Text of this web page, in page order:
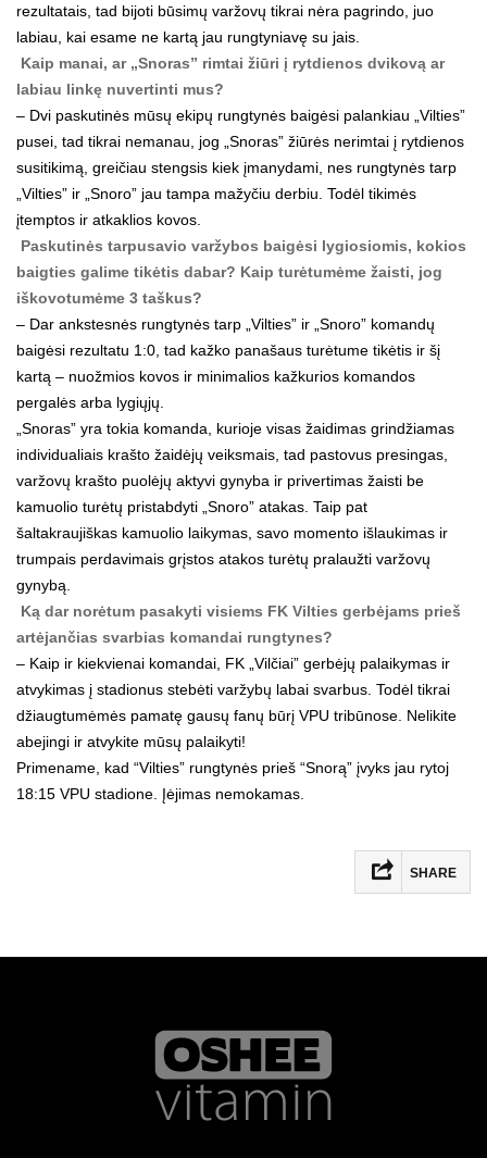
rezultatais, tad bijoti būsimų varžovų tikrai nėra pagrindo, juo
labiau, kai esame ne kartą jau rungtyniavę su jais.
Kaip manai, ar „Snoras” rimtai žiūri į rytdienos dvikovą ar
labiau linkę nuvertinti mus?
– Dvi paskutinės mūsų ekipų rungtynės baigėsi palankiau „Vilties”
pusei, tad tikrai nemanau, jog „Snoras” žiūrės nerimtai į rytdienos
susitikimą, greičiau stengsis kiek įmanydami, nes rungtynės tarp
„Vilties” ir „Snoro” jau tampa mažyčiu derbiu. Todėl tikimės
įtemptos ir atkaklios kovos.
Paskutinės tarpusavio varžybos baigėsi lygiosiomis, kokios
baigties galime tikėtis dabar? Kaip turėtumėme žaisti, jog
iškovotumėme 3 taškus?
– Dar ankstesnės rungtynės tarp „Vilties” ir „Snoro” komandų
baigėsi rezultatu 1:0, tad kažko panašaus turėtume tikėtis ir šį
kartą – nuožmios kovos ir minimalios kažkurios komandos
pergalės arba lygiųjų.
„Snoras” yra tokia komanda, kurioje visas žaidimas grindžiamas
individualiais krašto žaidėjų veiksmais, tad pastovus presingas,
varžovų krašto puolėjų aktyvi gynyba ir privertimas žaisti be
kamuolio turėtų pristabdyti „Snoro” atakas. Taip pat
šaltakraujiškas kamuolio laikymas, savo momento išlaukimas ir
trumpais perdavimais grįstos atakos turėtų pralaužti varžovų
gynybą.
Ką dar norėtum pasakyti visiems FK Vilties gerbėjams prieš
artėjančias svarbias komandai rungtynes?
– Kaip ir kiekvienai komandai, FK „Vilčiai” gerbėjų palaikymas ir
atvykimas į stadionus stebėti varžybų labai svarbus. Todėl tikrai
džiaugtumėmės pamatę gausų fanų būrį VPU tribūnose. Nelikite
abejingi ir atvykite mūsų palaikyti!
Primename, kad “Vilties” rungtynės prieš “Snorą” įvyks jau rytoj
18:15 VPU stadione. Įėjimas nemokamas.
SHARE